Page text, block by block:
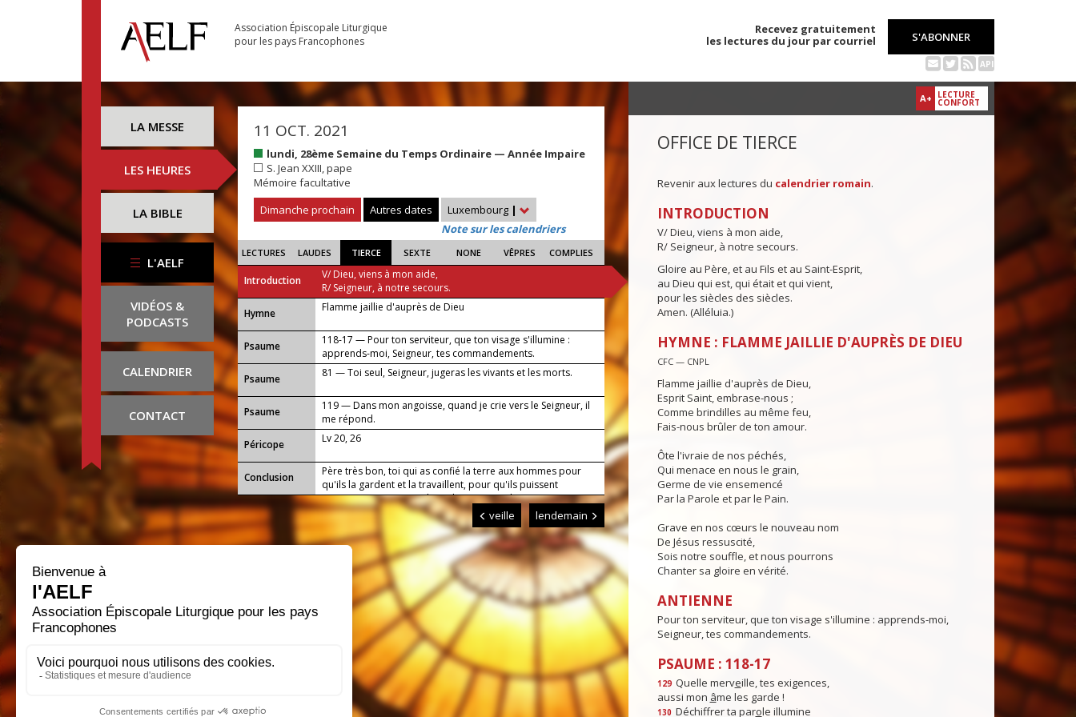
Association Épiscopale Liturgique
pour les pays Francophones
Recevez gratuitement
les lectures du jour par courriel
S'ABONNER
API
LA MESSE
LES HEURES
LA BIBLE
L'AELF
VIDÉOS &
PODCASTS
CALENDRIER
CONTACT
11 OCT. 2021
lundi, 28ème Semaine du Temps Ordinaire — Année Impaire
S. Jean XXIII, pape
Mémoire facultative
Dimanche prochain
Autres dates Luxembourg |
Note sur les calendriers
LECTURES LAUDES TIERCE SEXTE NONE VÊPRES COMPLIES
Introduction
V/ Dieu, viens à mon aide,
R/ Seigneur, à notre secours.
...
Hymne Flamme jaillie d'auprès de Dieu
Psaume
118-17 — Pour ton serviteur, que ton visage s'illumine :
apprends-moi, Seigneur, tes commandements.
Psaume
81 — Toi seul, Seigneur, jugeras les vivants et les morts.
Psaume
119 — Dans mon angoisse, quand je crie vers le Seigneur, il
me répond.
Péricope
Lv 20, 26
Conclusion
Père très bon, toi qui as confié la terre aux hommes pour
qu'ils la gardent et la travaillent, pour qu'ils puissent
progresser en s'entraidant, donne-nous de mener nos
travaux avec un esprit filial envers toi et un esprit fraternel
envers tous. Par Jésus, le Christ, notre Seigneur. Amen.
veille lendemain
A+ LECTURE
CONFORT
OFFICE DE TIERCE
Revenir aux lectures du calendrier romain.
INTRODUCTION
V/ Dieu, viens à mon aide,
R/ Seigneur, à notre secours.
Gloire au Père, et au Fils et au Saint-Esprit,
au Dieu qui est, qui était et qui vient,
pour les siècles des siècles.
Amen. (Alléluia.)
HYMNE : FLAMME JAILLIE D'AUPRÈS DE DIEU
CFC — CNPL
Flamme jaillie d'auprès de Dieu,
Esprit Saint, embrase-nous ;
Comme brindilles au même feu,
Fais-nous brûler de ton amour.
Ôte l'ivraie de nos péchés,
Qui menace en nous le grain,
Germe de vie ensemencé
Par la Parole et par le Pain.
Grave en nos cœurs le nouveau nom
De Jésus ressuscité,
Sois notre souffle, et nous pourrons
Chanter sa gloire en vérité.
ANTIENNE
Pour ton serviteur, que ton visage s'illumine : apprends-moi,
Seigneur, tes commandements.
PSAUME : 118-17
129 Quelle merveille, tes exigences,
aussi mon âme les garde !
130 Déchiffrer ta parole illumine